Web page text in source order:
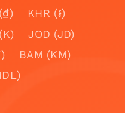
KHR (៛)
JOD (JD)
BAM (KM)